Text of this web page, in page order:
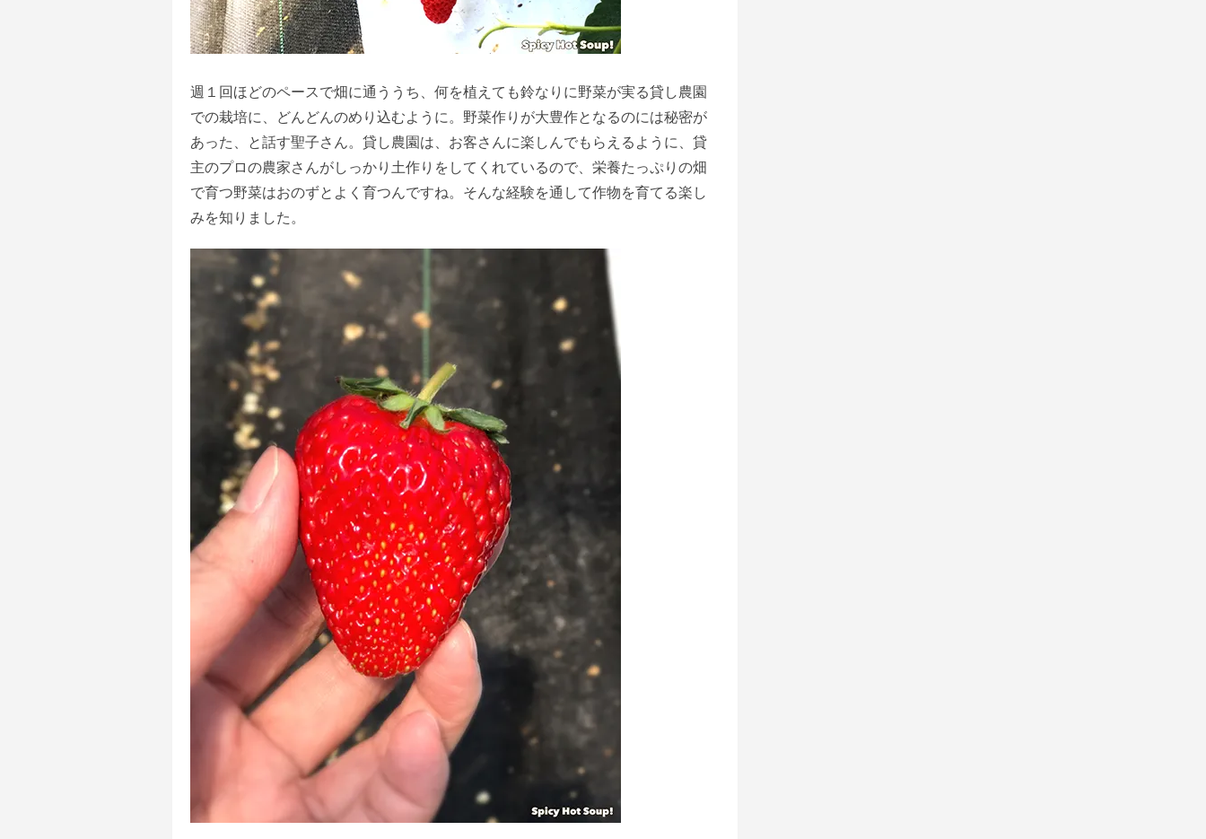
週１回ほどのペースで畑に通ううち、何を植えても鈴なりに野菜が実る貸し農園
での栽培に、どんどんのめり込むように。野菜作りが大豊作となるのには秘密が
あった、と話す聖子さん。貸し農園は、お客さんに楽しんでもらえるように、貸
主のプロの農家さんがしっかり土作りをしてくれているので、栄養たっぷりの畑
で育つ野菜はおのずとよく育つんですね。そんな経験を通して作物を育てる楽し
みを知りました。